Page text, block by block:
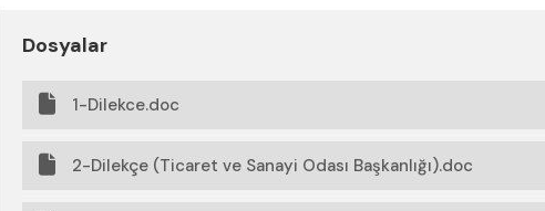
Dosyalar
1-Dilekce.doc
2-Dilekçe (Ticaret ve Sanayi Odası Başkanlığı).doc